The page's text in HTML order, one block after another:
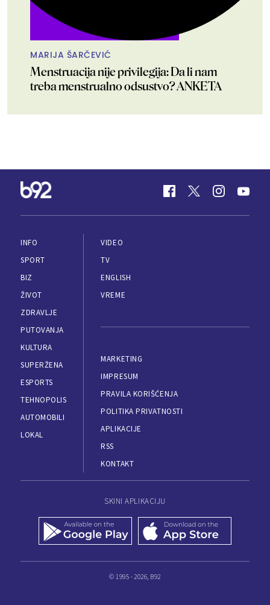
MARIJA ŠARČEVIĆ
Menstruacija nije privilegija: Da li nam
treba menstrualno odsustvo? ANKETA
INFO
SPORT
BIZ
ŽIVOT
ZDRAVLJE
PUTOVANJA
KULTURA
SUPERŽENA
ESPORTS
TEHNOPOLIS
AUTOMOBILI
LOKAL
VIDEO
TV
ENGLISH
VREME
MARKETING
IMPRESUM
PRAVILA KORIŠĆENJA
POLITIKA PRIVATNOSTI
APLIKACIJE
RSS
KONTAKT
SKINI APLIKACIJU
© 1995 - 2026, B92